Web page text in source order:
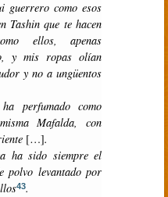
Tashin que te hacen
ellos, apenas
y mis ropas olían
y no a ungüentos
Mafalda, con
[…].
polvo levantado por
43.